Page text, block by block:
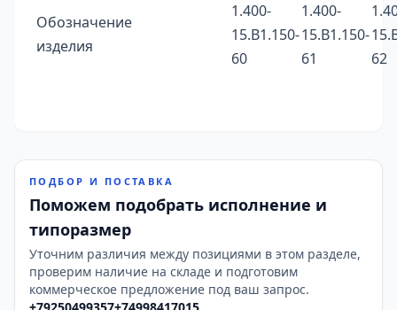
Обозначение
изделия
1.400-
15.B1.150-
60
1.400-
15.B1.150-
61
62
ПОДБОР И ПОСТАВКА
Поможем подобрать исполнение и
типоразмер
Уточним различия между позициями в этом разделе,
проверим наличие на складе и подготовим
коммерческое предложение под ваш запрос.